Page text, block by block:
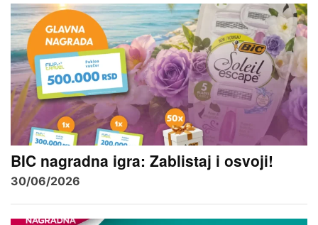
BIC nagradna igra: Zablistaj i osvoji!
30/06/2026